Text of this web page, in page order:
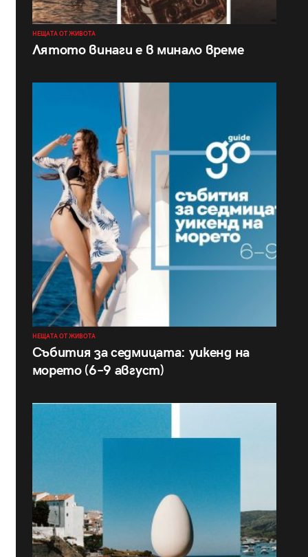
НЕЩАТА ОТ ЖИВОТА
Лятото винаги е в минало време
НЕЩАТА ОТ ЖИВОТА
Събития за седмицата: уикенд на
морето (6–9 август)